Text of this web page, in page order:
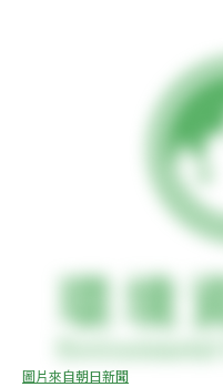
圖片來自朝日新聞